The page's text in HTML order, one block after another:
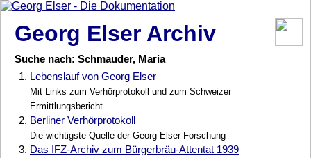
Georg Elser Archiv
Suche nach: Schmauder, Maria
1. Lebenslauf von Georg Elser
Mit Links zum Verhörprotokoll und zum Schweizer
Ermittlungsbericht
2. Berliner Verhörprotokoll
Die wichtigste Quelle der Georg-Elser-Forschung
3. Das IFZ-Archiv zum Bürgerbräu-Attentat 1939